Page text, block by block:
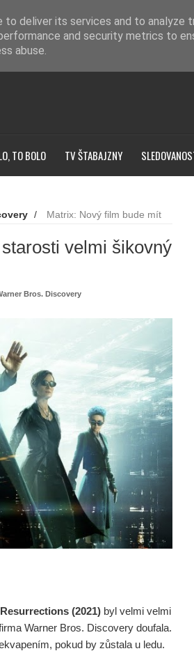
TO BOLO TV ŠTABAJZNY
/
Matrix: Nový film bude mít
velmi šikovný
Bros. Discovery
(2021) byl velmi velmi
Warner Bros. Discovery doufala.
pokud by zůstala u ledu.
deliver its services and to analyze
and security metrics to
abuse.